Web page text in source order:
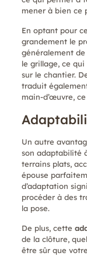
mener à bien ce
En optant pour
grandement le
généralement
le grillage, ce
sur le chantier.
traduit
main-d’œuvre,
Un autre
son adaptabilité
terrains plats,
épouse
d’adaptation
procéder à des
la pose.
De plus, cette
de la clôture,
être sûr que